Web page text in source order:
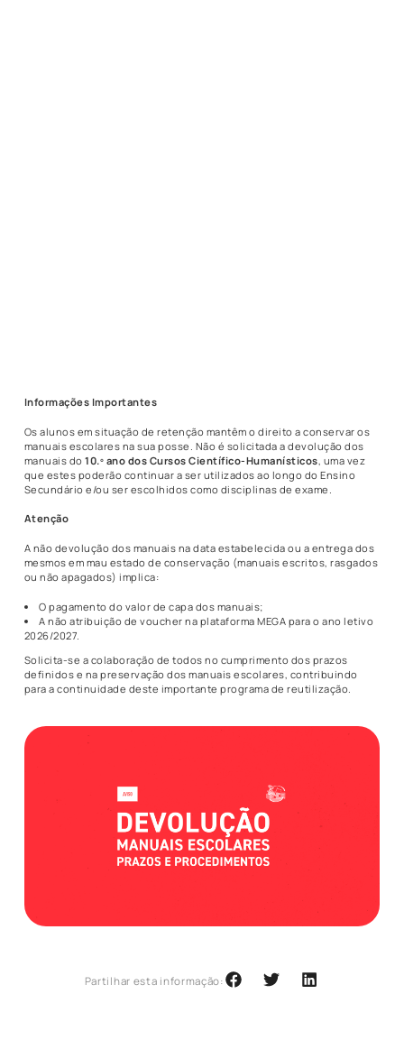
Informações Importantes
Os alunos em situação de retenção mantêm o direito a conservar os
manuais escolares na sua posse. Não é solicitada a devolução dos
manuais do10.º ano dos Cursos Científico-Humanísticos , uma vez
que estes poderão continuar a ser utilizados ao longo do Ensino
Secundário e/ou ser escolhidos como disciplinas de exame.
Atenção
A não devolução dos manuais na data estabelecida ou a entrega dos
mesmos em mau estado de conservação (manuais escritos, rasgados
ou não apagados) implica:
O pagamento do valor de capa dos manuais;
A não atribuição de voucher na plataforma MEGA para o ano letivo
2026/2027.
Solicita-se a colaboração de todos no cumprimento dos prazos
definidos e na preservação dos manuais escolares, contribuindo
para a continuidade deste importante programa de reutilização.
Partilhar esta informação: